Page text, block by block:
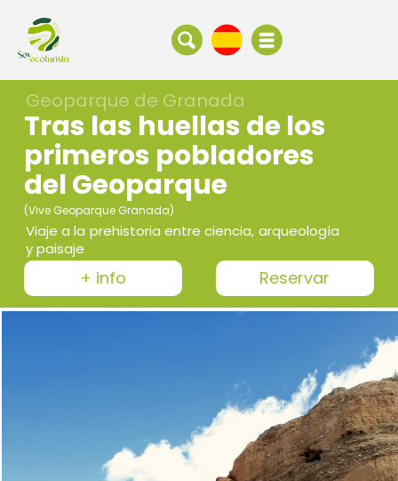
Geoparque de Granada
Tras las huellas de los
primeros pobladores
del Geoparque
(Vive Geoparque Granada)
Viaje a la prehistoria entre ciencia, arqueología
y paisaje
+ info Reservar